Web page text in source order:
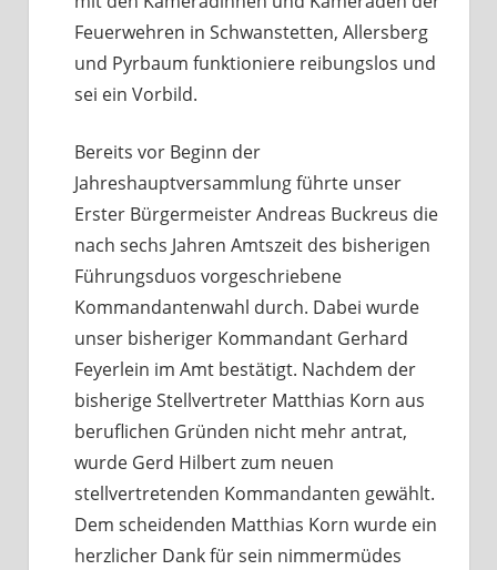
Feuerwehren in Schwanstetten, Allersberg
und Pyrbaum funktioniere reibungslos und
sei ein Vorbild.
Bereits vor Beginn der
Jahreshauptversammlung führte unser
Erster Bürgermeister Andreas Buckreus die
nach sechs Jahren Amtszeit des bisherigen
Führungsduos vorgeschriebene
Kommandantenwahl durch. Dabei wurde
unser bisheriger Kommandant Gerhard
Feyerlein im Amt bestätigt. Nachdem der
bisherige Stellvertreter Matthias Korn aus
beruflichen Gründen nicht mehr antrat,
wurde Gerd Hilbert zum neuen
stellvertretenden Kommandanten gewählt.
Dem scheidenden Matthias Korn wurde ein
herzlicher Dank für sein nimmermüdes